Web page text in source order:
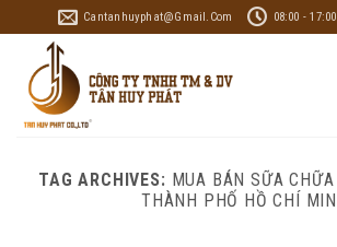
to
content
Cantanhuyphat@gmail.com 08:00 - 17:00
TAG ARCHIVES: MUA BÁN SỮA
THÀNH PHỐ HỒ CHÍ